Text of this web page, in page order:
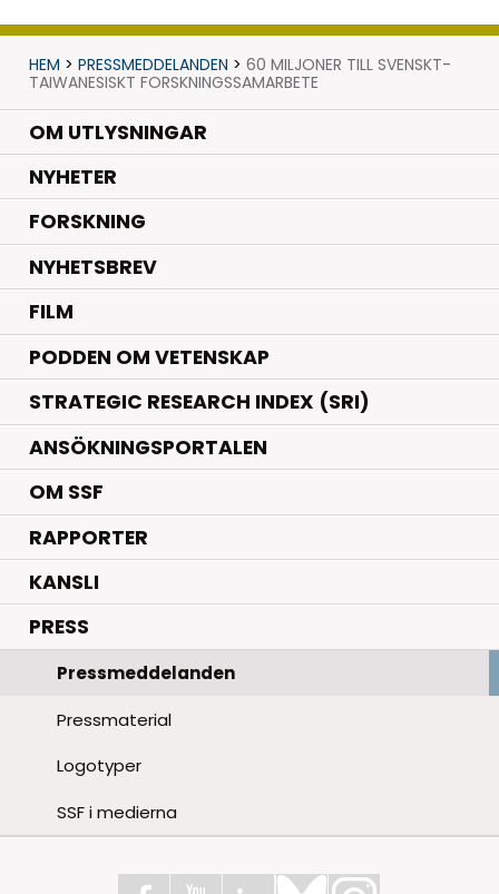
HEM > PRESSMEDDELANDEN > 60 MILJONER TILL SVENSKT-
TAIWANESISKT FORSKNINGSSAMARBETE
OM UTLYSNINGAR
NYHETER.
FORSKNING.
NYHETSBREV
FILM
PODDEN OM VETENSKAP
STRATEGIC RESEARCH INDEX (SRI)
ANSÖKNINGSPORTALEN
OM SSF
RAPPORTER
KANSLI
PRESS
Pressmeddelanden
Pressmaterial
Logotyper
SSF i medierna